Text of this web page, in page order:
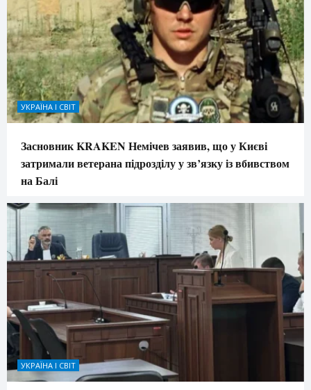
УКРАЇНА І СВІТ
Засновник KRAKEN Немічев заявив, що у Києві
затримали ветерана підрозділу у зв’язку із вбивством
на Балі
УКРАЇНА І СВІТ